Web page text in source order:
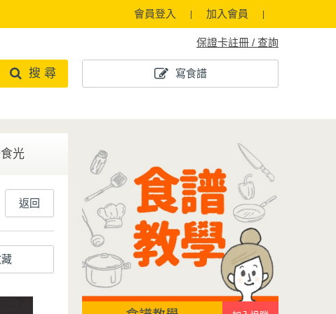
會員登入 加入會員
保證卡註冊 / 查詢
寫食譜
搜 尋
光
返回